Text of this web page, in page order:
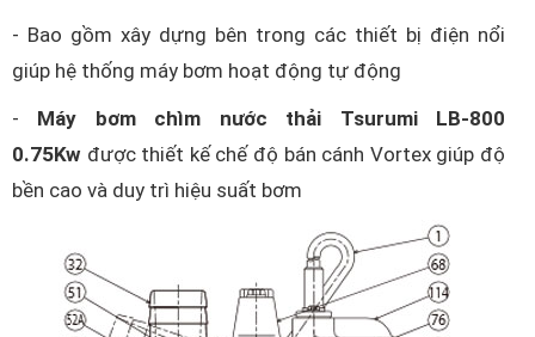
- Bao gồm xây dựng bên trong các thiết bị điện nổi
giúp hệ thống máy bơm hoạt động tự động
- Máy bơm chìm nước thải Tsurumi LB-800
0.75Kw được thiết kế chế độ bán cánh Vortex giúp độ
bền cao và duy trì hiệu suất bơm